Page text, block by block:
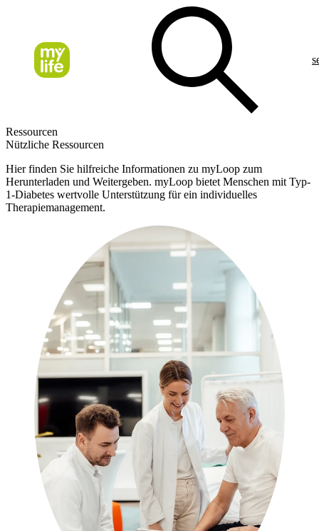
Ressourcen
Nützliche Ressourcen
Hier finden Sie hilfreiche Informationen zu myLoop zum
Herunterladen und Weitergeben. myLoop bietet Menschen mit Typ-
1-Diabetes wertvolle Unterstützung für ein individuelles
Therapiemanagement.